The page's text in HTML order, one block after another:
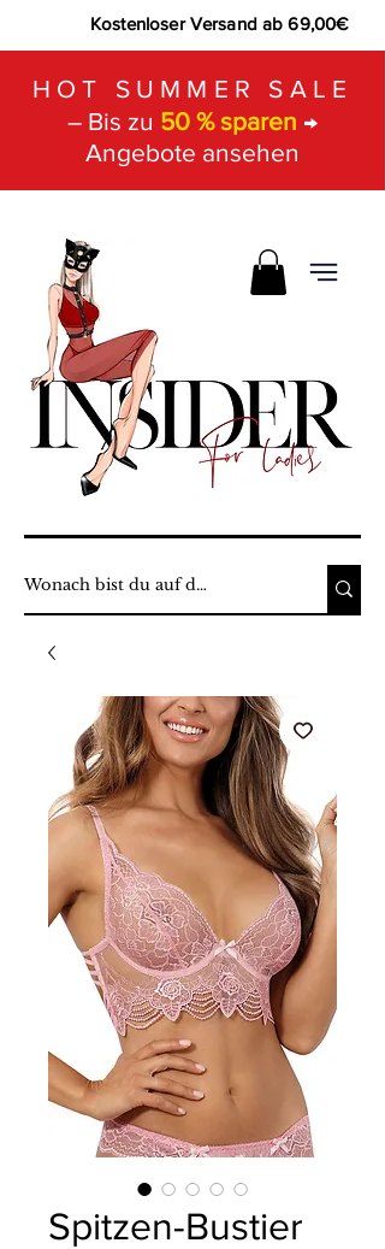
Kostenloser Versand ab 69,00€
HOT SUMMER SALE
– Bis zu 50 % sparen →
Angebote ansehen
Spitzen-Bustier